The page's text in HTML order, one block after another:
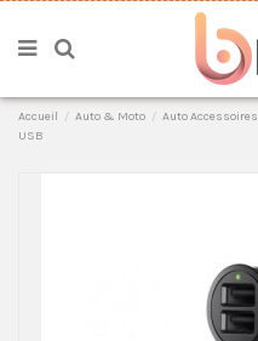
Accueil Auto & Moto Auto Accessoires
USB